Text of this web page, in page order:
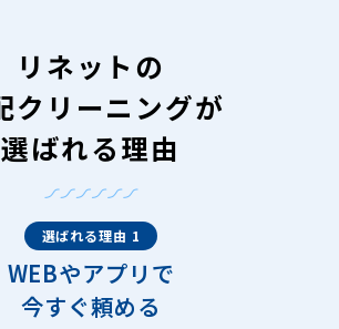
リネットの
クリーニングが
選ばれる理由
選ばれる理由 1
WEBやアプリで
今すぐ頼める